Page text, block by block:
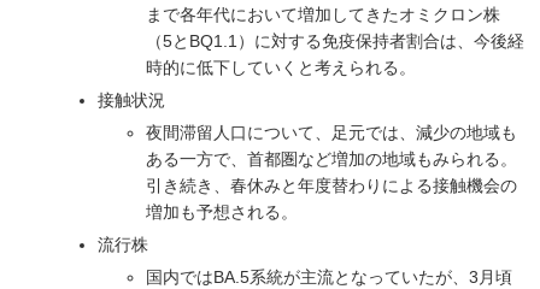
まで各年代において増加してきたオミクロン株
（5とBQ1.1）に対する免疫保持者割合は、今後経
時的に低下していくと考えられる。
接触状況
夜間滞留人口について、足元では、減少の地域も
ある一方で、首都圏など増加の地域もみられる。
引き続き、春休みと年度替わりによる接触機会の
増加も予想される。
流行株
国内ではBA.5系統が主流となっていたが、3月頃